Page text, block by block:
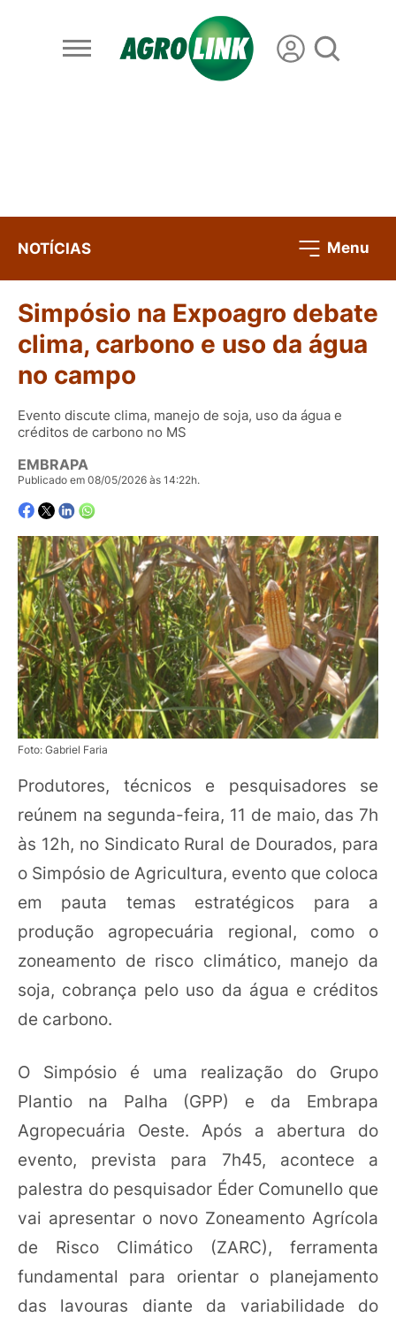
NOTÍCIAS Menu
Simpósio na Expoagro debate
clima, carbono e uso da água
no campo
Evento discute clima, manejo de soja, uso da água e
créditos de carbono no MS
EMBRAPA
Publicado em 08/05/2026 às 14:22h.
Foto: Gabriel Faria
Produtores, técnicos e pesquisadores se
reúnem na segunda-feira, 11 de maio, das 7h
às 12h, no Sindicato Rural de Dourados, para
o Simpósio de Agricultura, evento que coloca
em pauta temas estratégicos para a
produção agropecuária regional, como o
zoneamento de risco climático, manejo da
soja, cobrança pelo uso da água e créditos
de carbono.
O Simpósio é uma realização do Grupo
Plantio na Palha (GPP) e da Embrapa
Agropecuária Oeste. Após a abertura do
evento, prevista para 7h45, acontece a
palestra do pesquisador Éder Comunello que
vai apresentar o novo Zoneamento Agrícola
de Risco Climático (ZARC), ferramenta
fundamental para orientar o planejamento
das lavouras diante da variabilidade do